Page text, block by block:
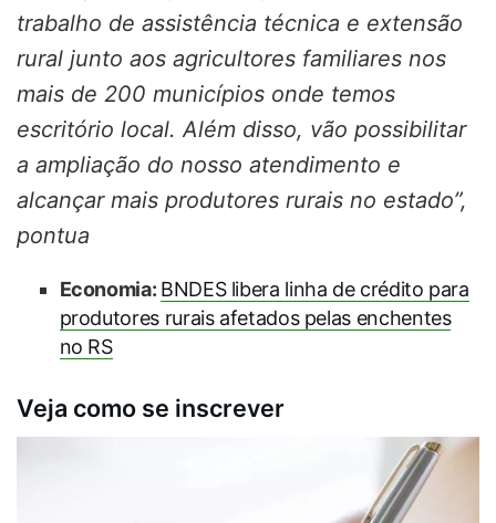
trabalho de assistência técnica e extensão
rural junto aos agricultores familiares nos
mais de 200 municípios onde temos
escritório local. Além disso, vão possibilitar
a ampliação do nosso atendimento e
alcançar mais produtores rurais no estado”,
pontua
Economia: BNDES libera linha de crédito para
produtores rurais afetados pelas enchentes
no RS
Veja como se inscrever